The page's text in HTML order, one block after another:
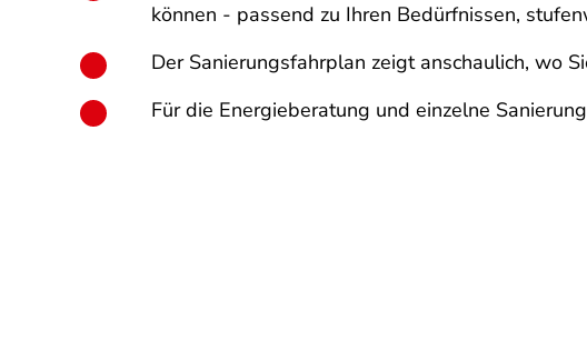
können - passend zu Ihren Bedürfnissen,
Der Sanierungsfahrplan zeigt anschaulich, wo
Für die Energieberatung und einzelne